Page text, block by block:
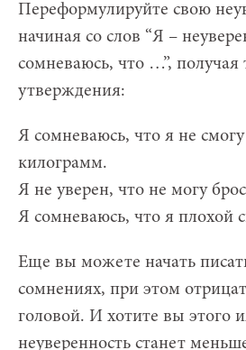
Переформулируйте свою
начиная со слов “Я –
сомневаюсь, что …”, получая
утверждения:
Я сомневаюсь, что я не
килограмм.
Я не уверен, что не могу
Я сомневаюсь, что я плохой
Еще вы можете начать
сомнениях, при этом
головой. И хотите вы этого
неуверенность станет